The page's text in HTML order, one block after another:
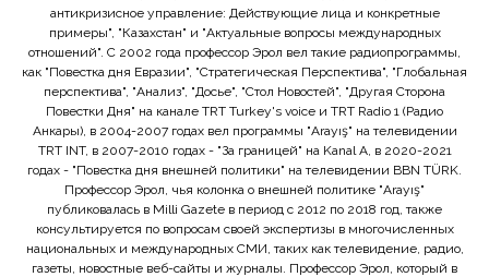
антикризисное управление: Действующие лица и конкретные
примеры", "Казахстан" и "Актуальные вопросы международных
отношений". С 2002 года профессор Эрол вел такие радиопрограммы,
как "Повестка дня Евразии", "Стратегическая Перспектива", "Глобальная
перспектива", "Анализ", "Досье", "Стол Новостей", "Другая Сторона
Повестки Дня" на канале TRT Turkey's voice и TRT Radio 1 (Радио
Анкары), в 2004-2007 годах вел программы "Arayış" на телевидении
TRT INT, в 2007-2010 годах - "За границей" на Kanal A, в 2020-2021
годах - "Повестка дня внешней политики" на телевидении BBN TÜRK.
Профессор Эрол, чья колонка о внешней политике "Arayış"
публиковалась в Milli Gazete в период с 2012 по 2018 год, также
консультируется по вопросам своей экспертизы в многочисленных
национальных и международных СМИ, таких как телевидение, радио,
газеты, новостные веб-сайты и журналы. Профессор Эрол, который в